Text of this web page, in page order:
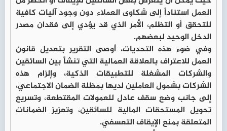
العمل استناداً إلى شكاوى العملاء دون وجود آليات كافية
للتحقق أو التظلم، الأمر الذي قد يؤدي إلى فقدان مصدر
الدخل الوحيد لبعضهم.
وفي ضوء هذه التحديات، أوصى التقرير بتعديل قانون
العمل للاعتراف بالعلاقة العمالية التي تنشأ بين السائقين
والشركات المشغلة للتطبيقات الذكية، وإلزام هذه
الشركات بشمول العاملين لديها بمظلة الضمان الاجتماعي،
إلى جانب وضع سقف عادل للعمولات المقتطعة، وتسريع
تحويل المستحقات المالية للسائقين، وتعزيز الضمانات
المتعلقة بمنع الإيقاف التعسفي.